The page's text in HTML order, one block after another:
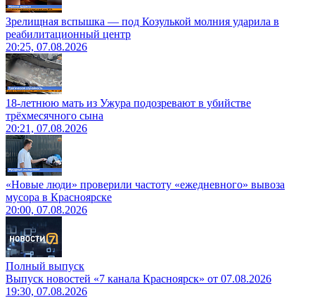
Зрелищная вспышка — под Козулькой молния ударила в
реабилитационный центр
20:25, 07.08.2026
18-летнюю мать из Ужура подозревают в убийстве
трёхмесячного сына
20:21, 07.08.2026
«Новые люди» проверили частоту «ежедневного» вывоза
мусора в Красноярске
20:00, 07.08.2026
Полный выпуск
Выпуск новостей «7 канала Красноярск» от 07.08.2026
19:30, 07.08.2026